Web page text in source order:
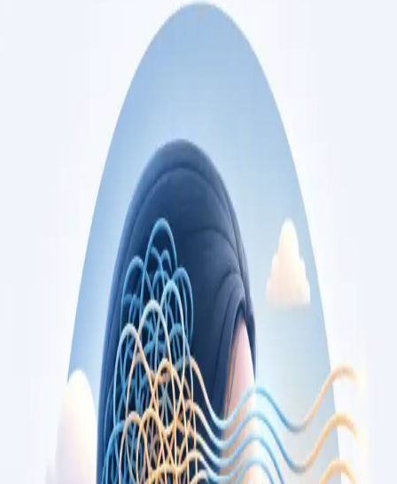
disponíveis
Perfis actualizados à medida que a equipa cresce.
Consulta de Cardiologia
Consulta com cardiologista registado na Ordem
dos Médicos. Avaliação de risco cardiovascular,
gestão de doença cardíaca, e segundas
opiniões, por videochamada segura.
Consulta de Cardiologia
Marcar consulta